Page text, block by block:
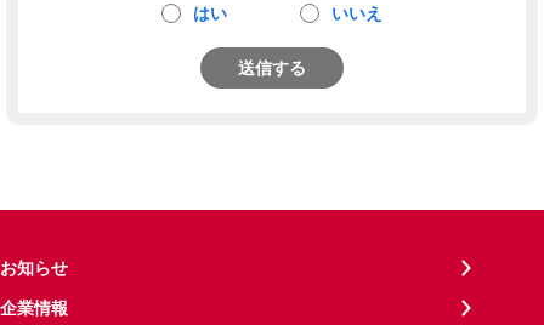
はい いいえ
送信する
お知らせ
企業情報